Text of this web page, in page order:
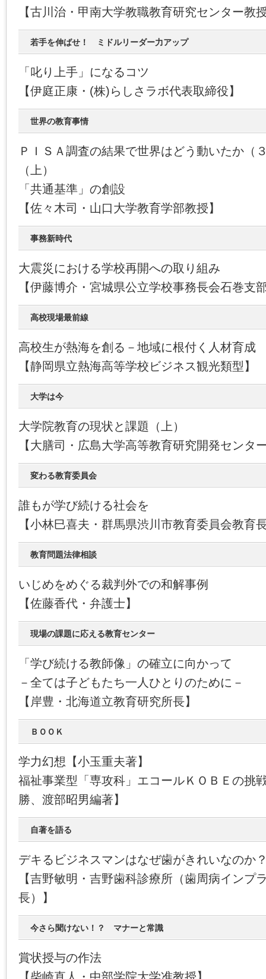
【古川治・甲南大学教職教育研究センター教
若手を伸ばせ！ ミドルリーダー力アップ
「叱り上手」になるコツ
【伊庭正康・(株)らしさラボ代表取締役】
世界の教育事情
ＰＩＳＡ調査の結果で世界はどう動いたか（
（上）
「共通基準」の創設
【佐々木司・山口大学教育学部教授】
事務新時代
大震災における学校再開への取り組み
【伊藤博介・宮城県公立学校事務長会石巻支
高校現場最前線
高校生が熱海を創る－地域に根付く人材育成
【静岡県立熱海高等学校ビジネス観光類型】
大学は今
大学院教育の現状と課題（上）
【大膳司・広島大学高等教育研究開発センタ
変わる教育委員会
誰もが学び続ける社会を
【小林巳喜夫・群馬県渋川市教育委員会教育
教育問題法律相談
いじめをめぐる裁判外での和解事例
【佐藤香代・弁護士】
現場の課題に応える教育センター
「学び続ける教師像」の確立に向かって
－全ては子どもたち一人ひとりのために－
【岸豊・北海道立教育研究所長】
ＢＯＯＫ
学力幻想【小玉重夫著】
福祉事業型「専攻科」エコールＫＯＢＥの挑
勝、渡部昭男編著】
自著を語る
デキるビジネスマンはなぜ歯がきれいなのか
【吉野敏明・吉野歯科診療所（歯周病インプ
長）】
今さら聞けない！？ マナーと常識
賞状授与の作法